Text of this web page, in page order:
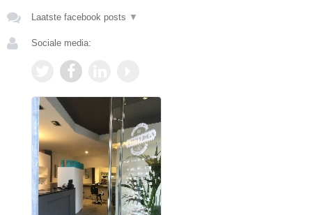
Laatste facebook posts ▼
Sociale media: